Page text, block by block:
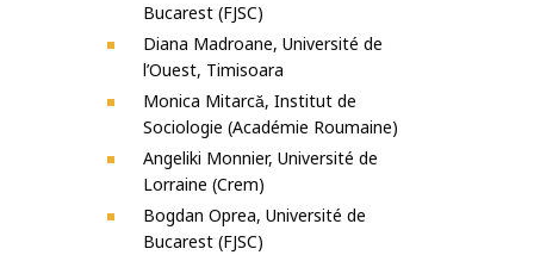
Bucarest (FJSC)
Diana Madroane, Université de
l’Ouest, Timisoara
Monica Mitarcă, Institut de
Sociologie (Académie Roumaine)
Angeliki Monnier, Université de
Lorraine (Crem)
Bogdan Oprea, Université de
Bucarest (FJSC)